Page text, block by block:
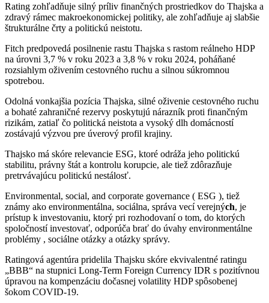
Rating zohľadňuje silný príliv finančných prostriedkov do Thajska a
zdravý rámec makroekonomickej politiky, ale zohľadňuje aj slabšie
štrukturálne črty a politickú neistotu.
Fitch predpovedá posilnenie rastu Thajska s rastom reálneho HDP
na úrovni 3,7 % v roku 2023 a 3,8 % v roku 2024, poháňané
rozsiahlym oživením cestovného ruchu a silnou súkromnou
spotrebou.
Odolná vonkajšia pozícia Thajska, silné oživenie cestovného ruchu
a bohaté zahraničné rezervy poskytujú nárazník proti finančným
rizikám, zatiaľ čo politická neistota a vysoký dlh domácností
zostávajú výzvou pre úverový profil krajiny.
Thajsko má skóre relevancie ESG, ktoré odráža jeho politickú
stabilitu, právny štát a kontrolu korupcie, ale tiež zdôrazňuje
pretrvávajúcu politickú nestálosť.
Environmental, social, and corporate governance ( ESG ), tiež
známy ako environmentálna, sociálna, správa vecí verejných, je
prístup k investovaniu, ktorý pri rozhodovaní o tom, do ktorých
spoločností investovať, odporúča brať do úvahy environmentálne
problémy , sociálne otázky a otázky správy.
Ratingová agentúra pridelila Thajsku skóre ekvivalentné ratingu
„BBB“ na stupnici Long-Term Foreign Currency IDR s pozitívnou
úpravou na kompenzáciu dočasnej volatility HDP spôsobenej
šokom COVID-19.